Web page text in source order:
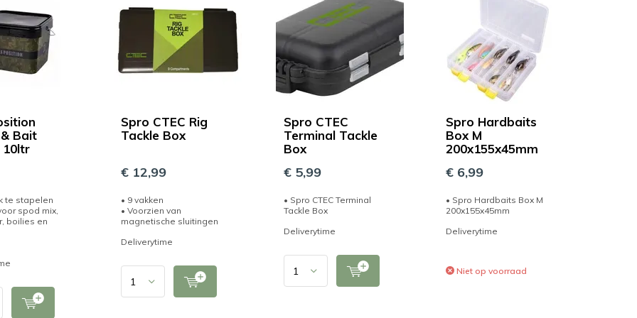
Bait
10ltr
te stapelen
spod mix,
boilies en
Spro CTEC Rig
Tackle Box
€ 12,99
• 9 vakken
• Voorzien van
magnetische sluitingen
Deliverytime
Spro CTEC
Terminal Tackle
Box
€ 5,99
• Spro CTEC Terminal
Tackle Box
Deliverytime
Spro Hardbaits
Box M
200x155x45mm
€ 6,99
• Spro Hardbaits Box M
200x155x45mm
Deliverytime
Niet op voorraad